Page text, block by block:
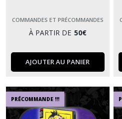
COMMANDES ET PRÉCOMMANDES
À PARTIR DE 50€
AJOUTER AU PANIER
PRÉCOMMANDE !!!